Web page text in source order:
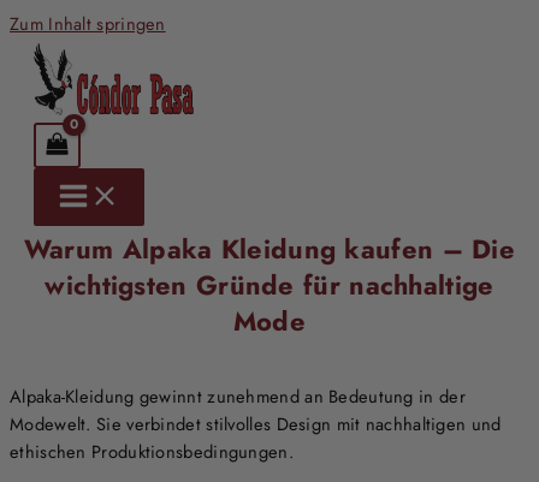
Zum Inhalt springen
Warum Alpaka Kleidung kaufen – Die
wichtigsten Gründe für nachhaltige
Mode
Alpaka-Kleidung gewinnt zunehmend an Bedeutung in der
Modewelt. Sie verbindet stilvolles Design mit nachhaltigen und
ethischen Produktionsbedingungen.